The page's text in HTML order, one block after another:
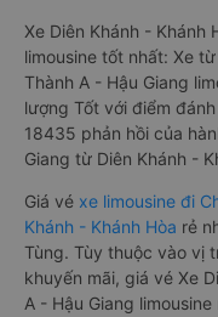
Xe Diên Khánh - Khánh
limousine tốt nhất: Xe
Thành A - Hậu Giang
lượng Tốt với điểm
18435 phản hồi của
Giang từ Diên Khánh -
Giá vé xe limousine đi
Khánh - Khánh Hòa rẻ
Tùng. Tùy thuộc vào vị
khuyến mãi, giá vé Xe
A - Hậu Giang